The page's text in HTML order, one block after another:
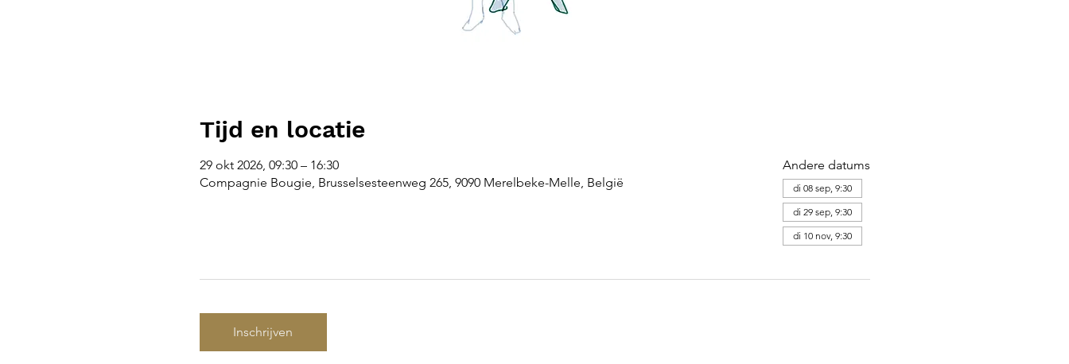
Tijd en locatie
29 okt 2026, 09:30 – 16:30
Compagnie Bougie, Brusselsesteenweg 265, 9090 Merelbeke-Melle, België
Andere datums
di 08 sep, 9:30
di 29 sep, 9:30
di 10 nov, 9:30
Inschrijven